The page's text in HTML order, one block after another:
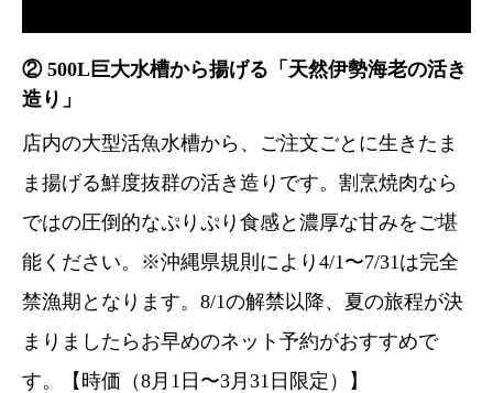
② 500L巨大水槽から揚げる「天然伊勢海老の活き
造り」
店内の大型活魚水槽から、ご注文ごとに生きたま
ま揚げる鮮度抜群の活き造りです。割烹焼肉なら
ではの圧倒的なぷりぷり食感と濃厚な甘みをご堪
能ください。※沖縄県規則により4/1〜7/31は完全
禁漁期となります。8/1の解禁以降、夏の旅程が決
まりましたらお早めのネット予約がおすすめで
す。【時価（8月1日〜3月31日限定）】